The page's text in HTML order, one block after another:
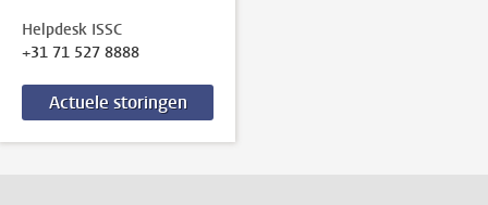
Helpdesk ISSC
+31 71 527 8888
Actuele storingen